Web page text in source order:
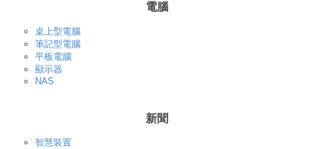
電腦
桌上型電腦
筆記型電腦
平板電腦
顯示器
NAS
新聞
智慧裝置